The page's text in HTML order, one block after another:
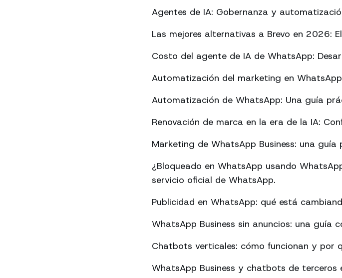
Agentes de IA: Gobernanza y
Las mejores alternativas a Brevo en 2026:
Costo del agente de IA de WhatsApp:
Automatización del marketing en
Automatización de WhatsApp: Una guía
Renovación de marca en la era de la IA:
Marketing de WhatsApp Business: una
¿Bloqueado en WhatsApp usando
servicio oficial de WhatsApp.
Publicidad en WhatsApp: qué está
WhatsApp Business sin anuncios: una guía
Chatbots verticales: cómo funcionan y por
WhatsApp Business y chatbots de terceros